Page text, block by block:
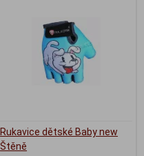
Rukavice dětské Baby new
Štěně